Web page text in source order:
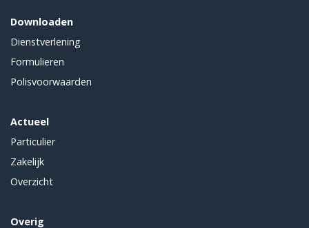
Downloaden
Dienstverlening
Formulieren
Polisvoorwaarden
Actueel
Particulier
Zakelijk
Overzicht
Overig